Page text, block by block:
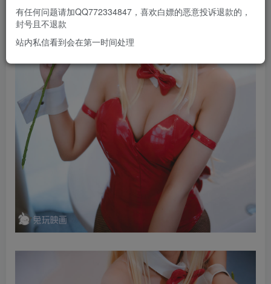
有任何问题请加QQ772334847，喜欢白嫖的恶意投诉退款的，
封号且不退款
站内私信看到会在第一时间处理